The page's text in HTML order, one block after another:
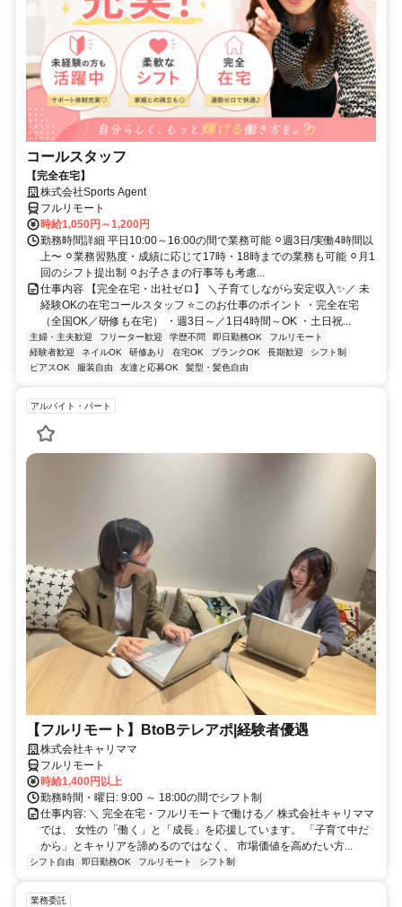
コールスタッフ
【完全在宅】
株式会社Sports Agent
フルリモート
時給1,050円～1,200円
勤務時間詳細 平日10:00～16:00の間で業務可能 ⚪︎週3日/実働4時間以
上〜 ⚪︎業務習熟度・成績に応じて17時・18時までの業務も可能 ⚪︎月1
回のシフト提出制 ⚪︎お子さまの行事等も考慮...
仕事内容 【完全在宅・出社ゼロ】 ＼子育てしながら安定収入✨／ 未
経験OKの在宅コールスタッフ ⭐このお仕事のポイント ・完全在宅
（全国OK／研修も在宅） ・週3日～／1日4時間～OK ・土日祝...
主婦・主夫歓迎 フリーター歓迎 学歴不問 即日勤務OK
フルリモート
経験者歓迎
ネイルOK 研修あり 在宅OK ブランクOK 長期歓迎
シフト制
ピアスOK
服装自由 友達と応募OK 髪型・髪色自由
アルバイト・パート
【フルリモート】BtoBテレアポ|経験者優遇
株式会社キャリママ
フルリモート
時給1,400円以上
勤務時間・曜日: 9:00 ～ 18:00の間でシフト制
仕事内容: ＼ 完全在宅・フルリモートで働ける／ 株式会社キャリママ
では、 女性の「働く」と「成長」を応援しています。 「子育て中だ
から」とキャリアを諦めるのではなく、 市場価値を高めたい方...
シフト自由 即日勤務OK フルリモート シフト制
業務委託